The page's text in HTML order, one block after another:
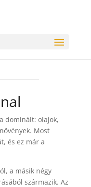
dominált: olajok,
Most
és ez már a
a másik négy
származik. Az